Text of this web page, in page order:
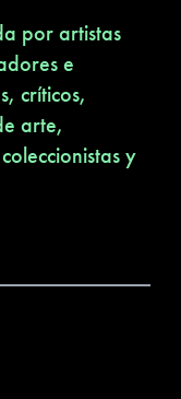
por artistas
e
críticos,
arte,
y